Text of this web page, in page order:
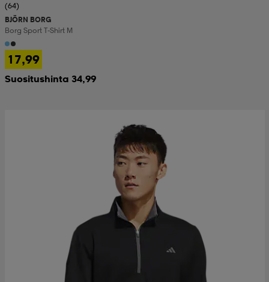
(64)
BJÖRN BORG
Borg Sport T-Shirt M
17,99
Suositushinta 34,99